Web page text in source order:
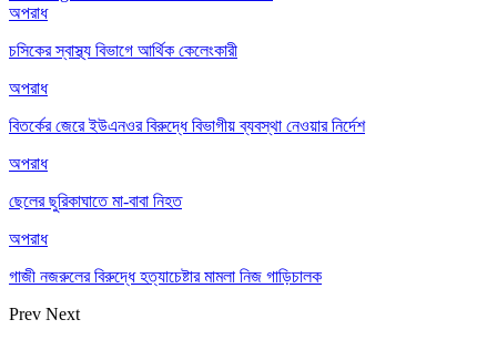
অপরাধ
চসিকের স্বাস্থ্য বিভাগে আর্থিক কেলেংকারী
অপরাধ
বিতর্কের জেরে ইউএনওর বিরুদ্ধে বিভাগীয় ব্যবস্থা নেওয়ার নির্দেশ
অপরাধ
ছেলের ছুরিকাঘাতে মা-বাবা নিহত
অপরাধ
গাজী নজরুলের বিরুদ্ধে হত্যাচেষ্টার মামলা নিজ গাড়িচালক
Prev Next